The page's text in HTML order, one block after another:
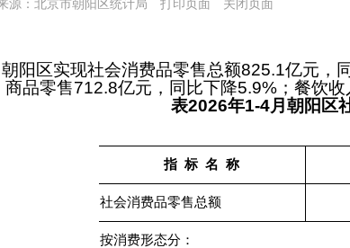
源：北京市朝阳区统计局 打印页面 关闭页面
朝阳区实现社会消费品零售总额825.1亿元，
品零售712.8亿元， 同比下降5.9%；餐饮收
表2026年1-4月 朝阳区
指 标 名 称
社会消费品零售总额
按消费形态分：